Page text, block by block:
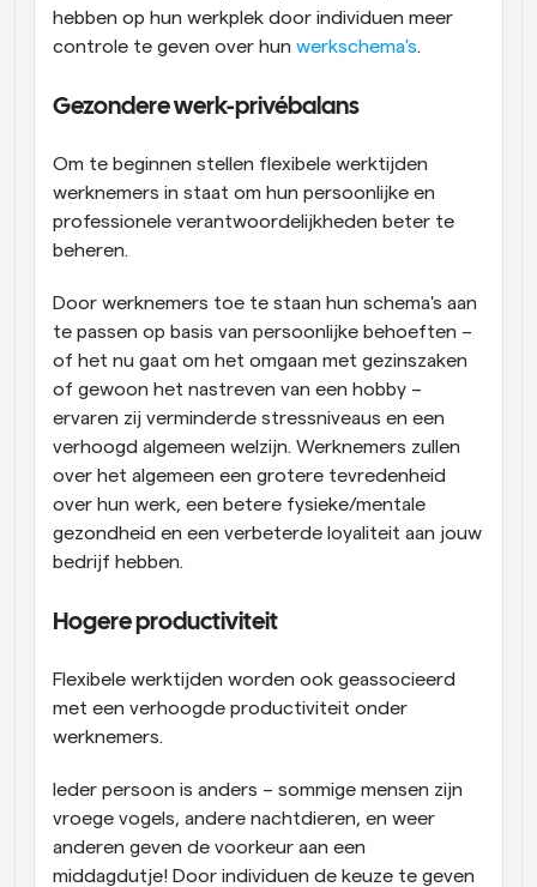
hebben op hun werkplek door individuen meer
controle te geven over hun werkschema's.
Gezondere werk-privébalans
Om te beginnen stellen flexibele werktijden
werknemers in staat om hun persoonlijke en
professionele verantwoordelijkheden beter te
beheren.
Door werknemers toe te staan hun schema's aan
te passen op basis van persoonlijke behoeften –
of het nu gaat om het omgaan met gezinszaken
of gewoon het nastreven van een hobby –
ervaren zij verminderde stressniveaus en een
verhoogd algemeen welzijn. Werknemers zullen
over het algemeen een grotere tevredenheid
over hun werk, een betere fysieke/mentale
gezondheid en een verbeterde loyaliteit aan jouw
bedrijf hebben.
Hogere productiviteit
Flexibele werktijden worden ook geassocieerd
met een verhoogde productiviteit onder
werknemers.
Ieder persoon is anders – sommige mensen zijn
vroege vogels, andere nachtdieren, en weer
anderen geven de voorkeur aan een
middagdutje! Door individuen de keuze te geven